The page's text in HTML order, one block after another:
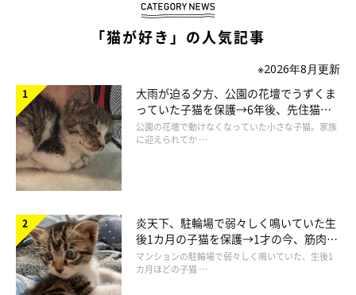
「猫が好き」の人気記事
※2026年8月更新
大雨が迫る夕方、公園の花壇でうずくま
っていた子猫を保護→6年後、先住猫
と“姉妹”のような関係に
公園の花壇で動けなくなっていた小さな子猫。家族
に迎えられてか …
炎天下、駐輪場で弱々しく鳴いていた生
後1カ月の子猫を保護→1才の今、筋肉質
でツンデレなコに成長
マンションの駐輪場で弱々しく鳴いていた、生後1
カ月ほどの子猫 …